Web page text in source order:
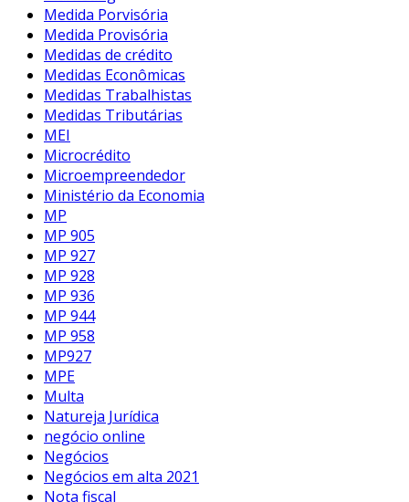
Medida Porvisória
Medida Provisória
Medidas de crédito
Medidas Econômicas
Medidas Trabalhistas
Medidas Tributárias
MEI
Microcrédito
Microempreendedor
Ministério da Economia
MP
MP 905
MP 927
MP 928
MP 936
MP 944
MP 958
MP927
MPE
Multa
Natureja Jurídica
negócio online
Negócios
Negócios em alta 2021
Nota fiscal